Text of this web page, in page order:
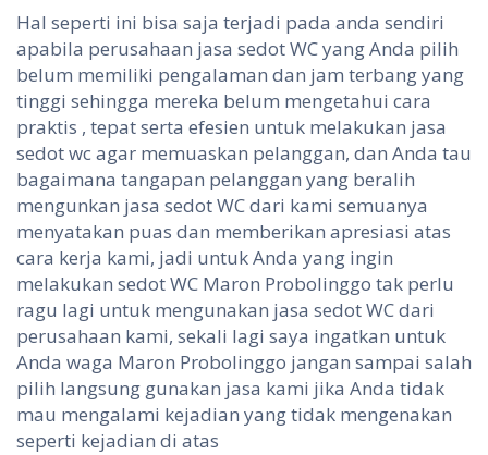
Hal seperti ini bisa saja terjadi pada anda sendiri
apabila perusahaan jasa sedot WC yang Anda pilih
belum memiliki pengalaman dan jam terbang yang
tinggi sehingga mereka belum mengetahui cara
praktis , tepat serta efesien untuk melakukan jasa
sedot wc agar memuaskan pelanggan, dan Anda tau
bagaimana tangapan pelanggan yang beralih
mengunkan jasa sedot WC dari kami semuanya
menyatakan puas dan memberikan apresiasi atas
cara kerja kami, jadi untuk Anda yang ingin
melakukan sedot WC Maron Probolinggo tak perlu
ragu lagi untuk mengunakan jasa sedot WC dari
perusahaan kami, sekali lagi saya ingatkan untuk
Anda waga Maron Probolinggo jangan sampai salah
pilih langsung gunakan jasa kami jika Anda tidak
mau mengalami kejadian yang tidak mengenakan
seperti kejadian di atas